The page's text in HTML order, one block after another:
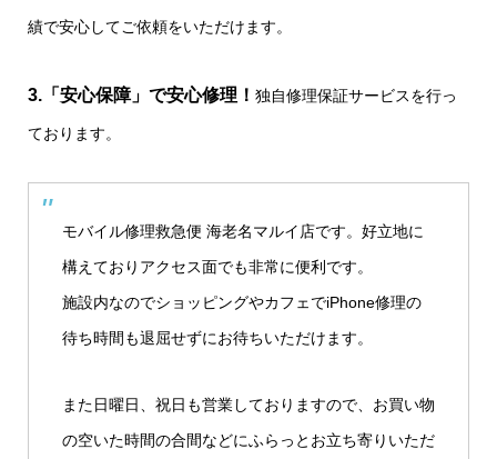
績で安心してご依頼をいただけます。
3.「安心保障」で安心修理！ 独自修理保証サービスを行っ
ております。
モバイル修理救急便 海老名マルイ店です。好立地に
構えておりアクセス面でも非常に便利です。
施設内なのでショッピングやカフェでiPhone修理の
待ち時間も退屈せずにお待ちいただけます。
また日曜日、祝日も営業しておりますので、お買い物
の空いた時間の合間などにふらっとお立ち寄りいただ